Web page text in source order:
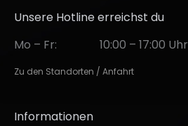
Unsere Hotline erreichst du
Mo – Fr:
10:00 – 17:00 Uhr
Zu den Standorten / Anfahrt
Informationen